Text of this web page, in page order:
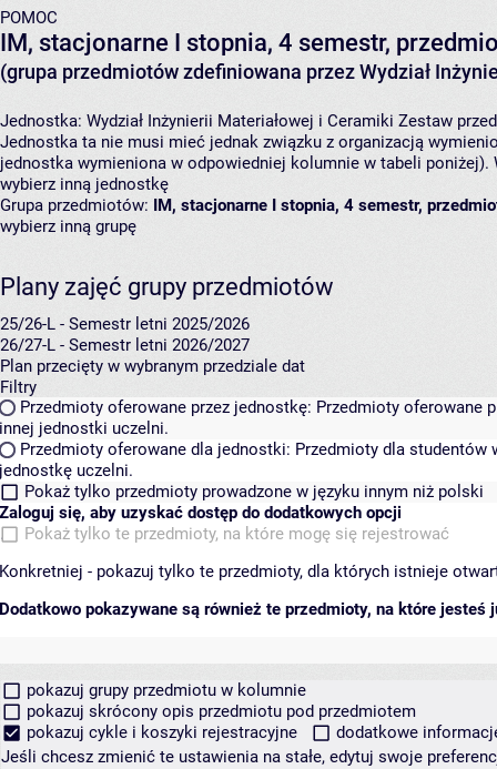
POMOC
IM, stacjonarne I stopnia, 4 semestr,
(grupa przedmiotów zdefiniowana przez Wydział
Jednostka: Wydział Inżynierii Materiałowej i Ceramiki Zestaw
Jednostka ta nie musi mieć jednak związku z organizacją
jednostka wymieniona w odpowiedniej kolumnie w tabeli
wybierz inną jednostkę
Grupa przedmiotów: IM, stacjonarne I stopnia, 4 semestr,
wybierz inną grupę
Plany zajęć grupy przedmiotów
25/26-L - Semestr letni 2025/2026
26/27-L - Semestr letni 2026/2027
Plan przecięty w wybranym przedziale dat
Filtry
Przedmioty oferowane przez jednostkę: Przedmioty oferowane
innej jednostki uczelni.
Przedmioty oferowane dla jednostki: Przedmioty dla studentów
jednostkę uczelni.
Pokaż tylko przedmioty prowadzone w języku innym niż polski
Zaloguj się, aby uzyskać dostęp do dodatkowych opcji
Pokaż tylko te przedmioty, na które mogę się rejestrować
Konkretniej - pokazuj tylko te przedmioty, dla których istnieje
Dodatkowo pokazywane są również te przedmioty, na które jesteś
pokazuj grupy przedmiotu w kolumnie
pokazuj skrócony opis przedmiotu pod przedmiotem
pokazuj cykle i koszyki rejestracyjne
dodatkowe
Jeśli chcesz zmienić te ustawienia na stałe, edytuj swoje